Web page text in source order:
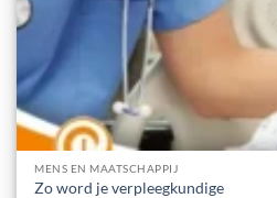
MENS EN MAATSCHAPPIJ
Zo word je verpleegkundige